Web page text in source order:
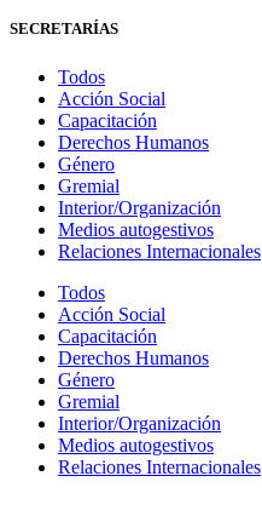
SECRETARÍAS
Todos
Acción Social
Capacitación
Derechos Humanos
Género
Gremial
Interior/Organización
Medios autogestivos
Relaciones Internacionales
Todos
Acción Social
Capacitación
Derechos Humanos
Género
Gremial
Interior/Organización
Medios autogestivos
Relaciones Internacionales